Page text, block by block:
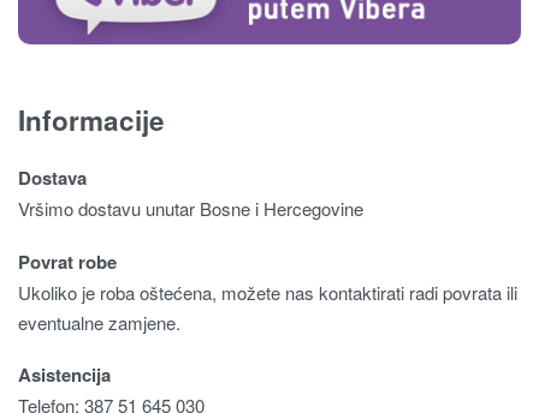
Informacije
Dostava
Vršimo dostavu unutar Bosne i Hercegovine
Povrat robe
Ukoliko je roba oštećena, možete nas kontaktirati radi povrata ili
eventualne zamjene.
Asistencija
Telefon: 387 51 645 030